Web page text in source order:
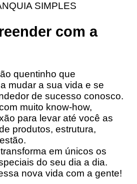
SIMPLES
com a
quentinho que
mudar a sua vida e se
de sucesso conosco.
muito know-how,
para levar até você as
produtos, estrutura,
em únicos os
do seu dia a dia.
nova vida com a gente!